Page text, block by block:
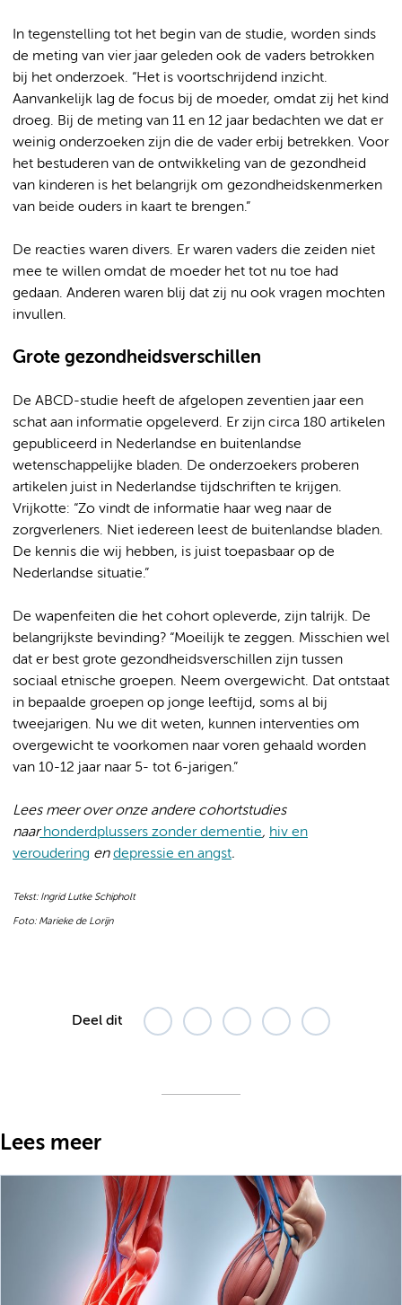
In tegenstelling tot het begin van de studie, worden sinds
de meting van vier jaar geleden ook de vaders betrokken
bij het onderzoek. “Het is voortschrijdend inzicht.
Aanvankelijk lag de focus bij de moeder, omdat zij het kind
droeg. Bij de meting van 11 en 12 jaar bedachten we dat er
weinig onderzoeken zijn die de vader erbij betrekken. Voor
het bestuderen van de ontwikkeling van de gezondheid
van kinderen is het belangrijk om gezondheidskenmerken
van beide ouders in kaart te brengen.”
De reacties waren divers. Er waren vaders die zeiden niet
mee te willen omdat de moeder het tot nu toe had
gedaan. Anderen waren blij dat zij nu ook vragen mochten
invullen.
Grote gezondheidsverschillen
De ABCD-studie heeft de afgelopen zeventien jaar een
schat aan informatie opgeleverd. Er zijn circa 180 artikelen
gepubliceerd in Nederlandse en buitenlandse
wetenschappelijke bladen. De onderzoekers proberen
artikelen juist in Nederlandse tijdschriften te krijgen.
Vrijkotte: “Zo vindt de informatie haar weg naar de
zorgverleners. Niet iedereen leest de buitenlandse bladen.
De kennis die wij hebben, is juist toepasbaar op de
Nederlandse situatie.”
De wapenfeiten die het cohort opleverde, zijn talrijk. De
belangrijkste bevinding? “Moeilijk te zeggen. Misschien wel
dat er best grote gezondheidsverschillen zijn tussen
sociaal etnische groepen. Neem overgewicht. Dat ontstaat
in bepaalde groepen op jonge leeftijd, soms al bij
tweejarigen. Nu we dit weten, kunnen interventies om
overgewicht te voorkomen naar voren gehaald worden
van 10-12 jaar naar 5- tot 6-jarigen.”
Lees meer over onze andere cohortstudies
naarhonderdplussers zonder dementie, hiv en
veroudering endepressie en angst.
Tekst: Ingrid Lutke Schipholt
Foto: Marieke de Lorijn
Deel dit
Lees meer